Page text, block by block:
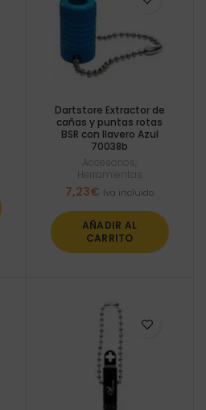
Dartstore Extractor de
cañas y puntas rotas
BSR con llavero Azul
70038b
Accesorios
Herramientas
7,23€ Iva incluido
AÑADIR AL
CARRITO